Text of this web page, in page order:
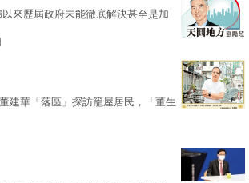
來歷屆政府未能徹底解決甚至是加
建華「落區」探訪籠屋居民，「董生